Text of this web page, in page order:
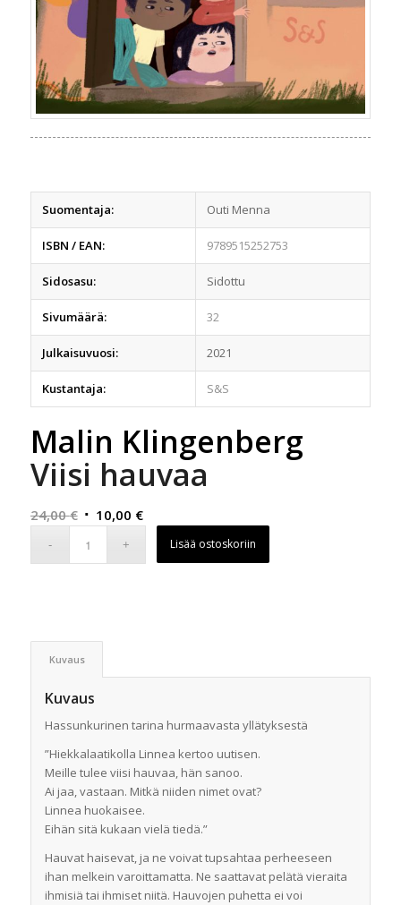
Suomentaja: Outi Menna
ISBN / EAN: 9789515252753
Sidosasu: Sidottu
Sivumäärä: 32
Julkaisuvuosi: 2021
Kustantaja: S&S
Malin Klingenberg
Viisi hauvaa
24,00€ Alkuperäinen
10,00 €Nykyinen
hinta
on:
Lisää ostoskoriin
Kuvaus
Kuvaus
Hassunkurinen tarina hurmaavasta yllätyksestä
”Hiekkalaatikolla Linnea kertoo uutisen.
Meille tulee viisi hauvaa, hän sanoo.
Ai jaa, vastaan. Mitkä niiden nimet ovat?
Linnea huokaisee.
Eihän sitä kukaan vielä tiedä.”
Hauvat haisevat, ja ne voivat tupsahtaa perheeseen
ihan melkein varoittamatta. Ne saattavat pelätä vieraita
ihmisiä tai ihmiset niitä. Hauvojen puhetta ei voi